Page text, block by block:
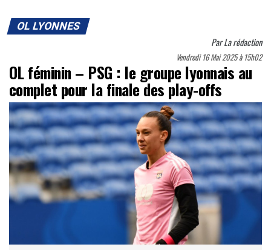
OL LYONNES
ParLa rédaction
Vendredi 16 Mai 2025 à 15h02
OL féminin – PSG : le groupe lyonnais au
complet pour la finale des play-offs